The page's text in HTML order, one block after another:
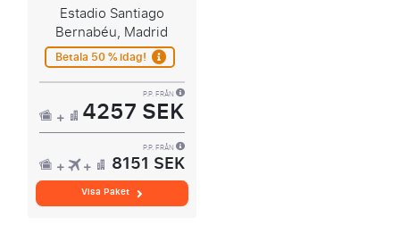
Estadio Santiago
Bernabéu, Madrid
Betala 50 % idag!
P.P. FRÅN
4257 SEK
P.P. FRÅN
8151 SEK
Visa Paket